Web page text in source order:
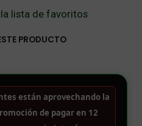
lista de favoritos
PRODUCTO